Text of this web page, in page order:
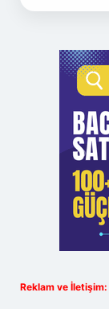
Reklam ve İletişim: